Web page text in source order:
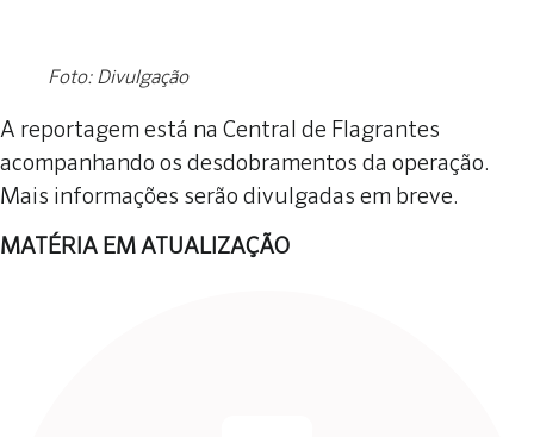
Foto: Divulgação
A reportagem está na Central de Flagrantes
acompanhando os desdobramentos da operação.
Mais informações serão divulgadas em breve.
MATÉRIA EM ATUALIZAÇÃO